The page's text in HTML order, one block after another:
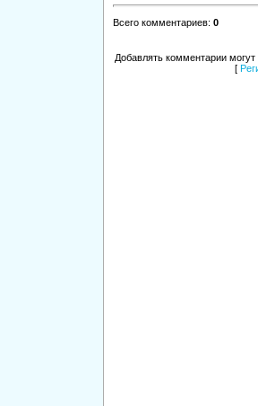
Всего комментариев: 0
Добавлять комментарии могут
[